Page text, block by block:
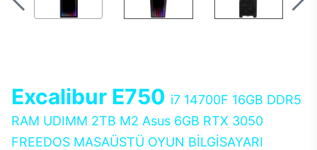
Excalibur E750 i7 14700F 16GB DDR5
RAM UDIMM 2TB M2 Asus 6GB RTX 3050
FREEDOS MASAÜSTÜ OYUN BİLGİSAYARI